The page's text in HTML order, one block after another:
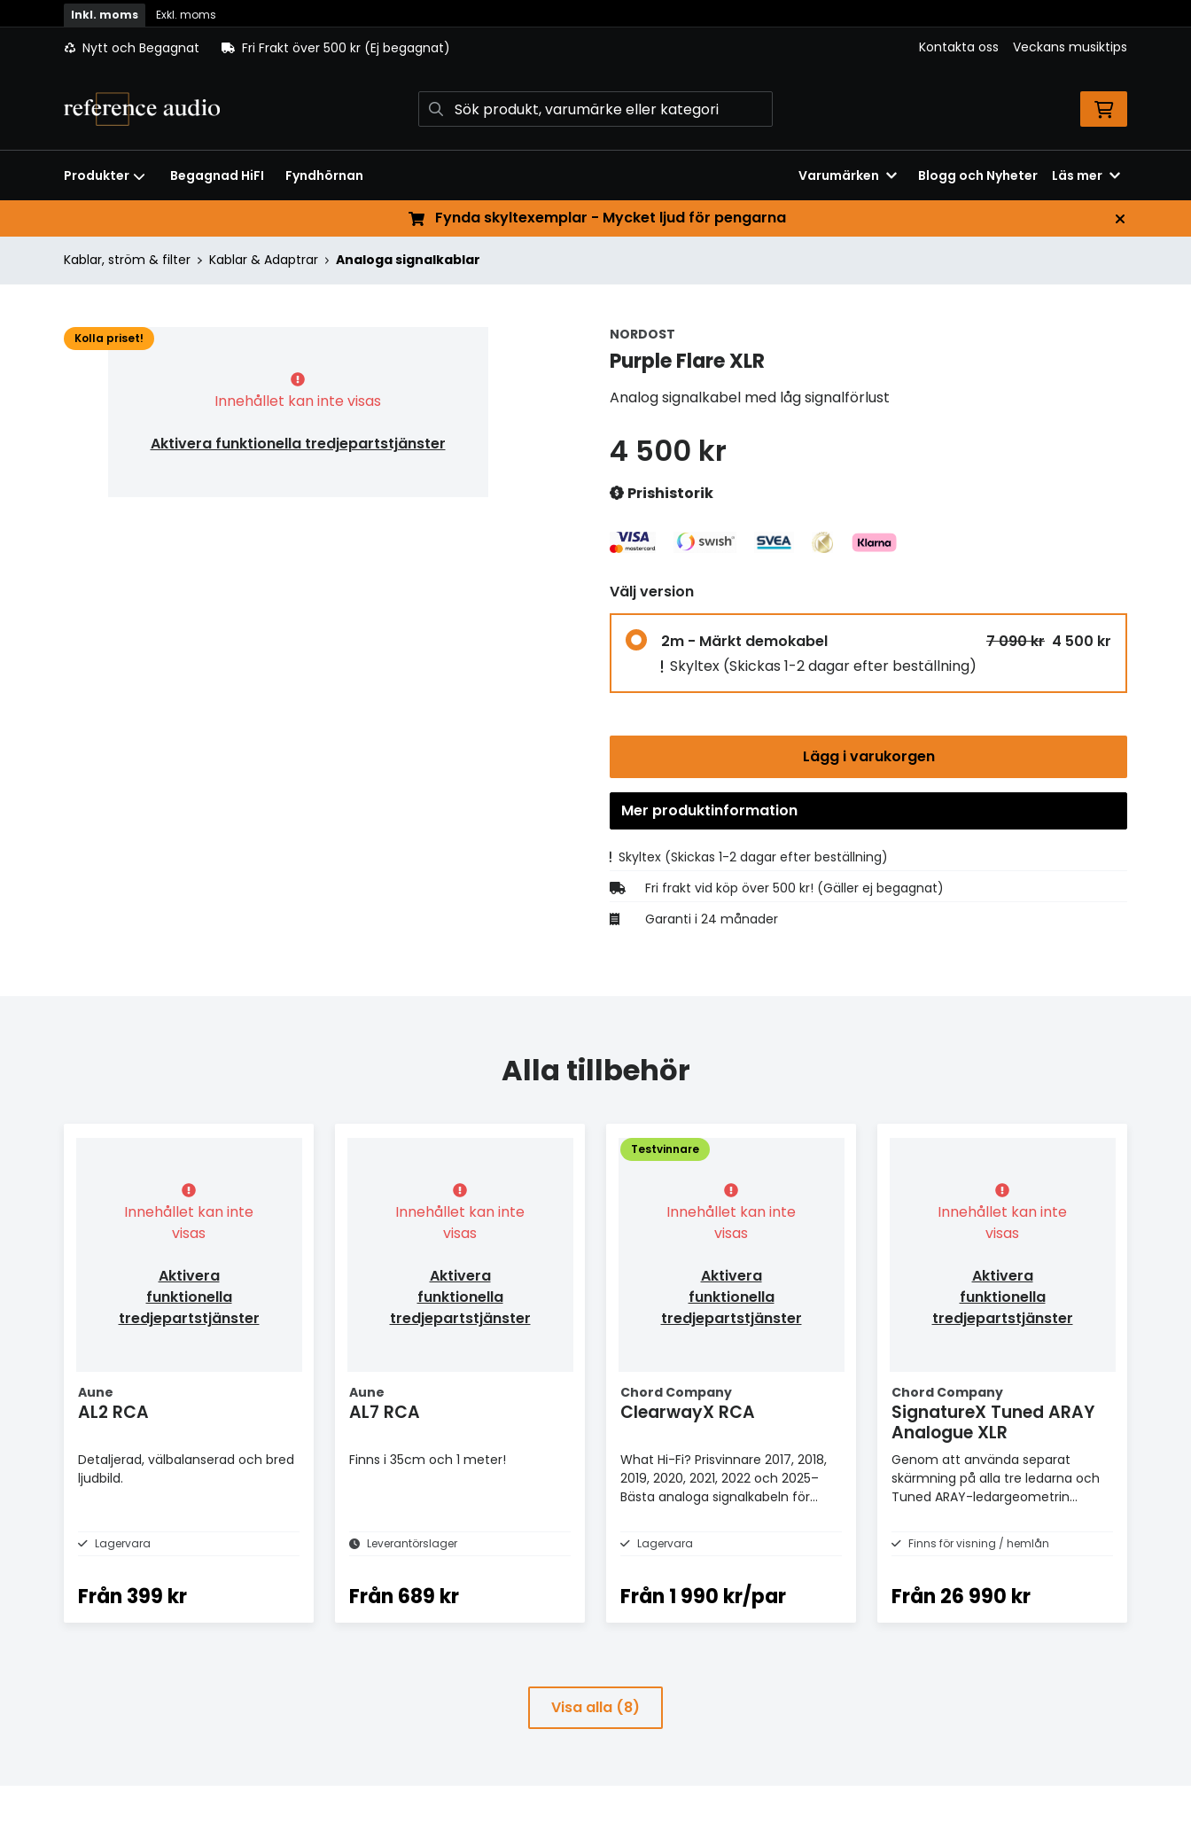
Inkl. moms Exkl. moms
Nytt och Begagnat Fri Frakt över 500 kr (Ej begagnat) Kontakta oss Veckans musiktips
Produkter Begagnad HiFI Fyndhörnan Varumärken Blogg och Nyheter Läs mer
Fynda skyltexemplar - Mycket ljud för pengarna
Kablar, ström & filter Kablar & Adaptrar Analoga signalkablar
Kolla priset!
Innehållet kan inte visas
Aktivera funktionella tredjepartstjänster
NORDOST
Purple Flare XLR
Analog signalkabel med låg signalförlust
4 500 kr
Prishistorik
Välj version
2m - Märkt demokabel 4 500 kr
7 090 kr
Skyltex (Skickas 1-2 dagar efter beställning)
Lägg i varukorgen
Mer produktinformation
Skyltex (Skickas 1-2 dagar efter beställning)
Fri frakt vid köp över 500 kr! (Gäller ej begagnat)
Garanti i 24 månader
Alla tillbehör
Innehållet kan inte
visas
Aktivera
funktionella
tredjepartstjänster
Aune
AL2 RCA
Detaljerad, välbalanserad och bred
ljudbild.
Lagervara
Från 399 kr
Innehållet kan inte
visas
Aktivera
funktionella
tredjepartstjänster
Aune
AL7 RCA
Finns i 35cm och 1 meter!
Leverantörslager
Från 689 kr
Testvinnare
Innehållet kan inte
visas
Aktivera
funktionella
tredjepartstjänster
Chord Company
ClearwayX RCA
What Hi-Fi? Prisvinnare 2017, 2018,
2019, 2020, 2021, 2022 och 2025–
Bästa analoga signalkabeln för
Lagervara
Från 1 990 kr/par
Innehållet kan inte
visas
Aktivera
funktionella
tredjepartstjänster
Chord Company
SignatureX Tuned ARAY
Analogue XLR
Genom att använda separat
skärmning på alla tre ledarna och
Tuned ARAY-ledargeometrin
musikaliskt transparent kabel
Finns för visning / hemlån
Från 26 990 kr
Visa alla (8)